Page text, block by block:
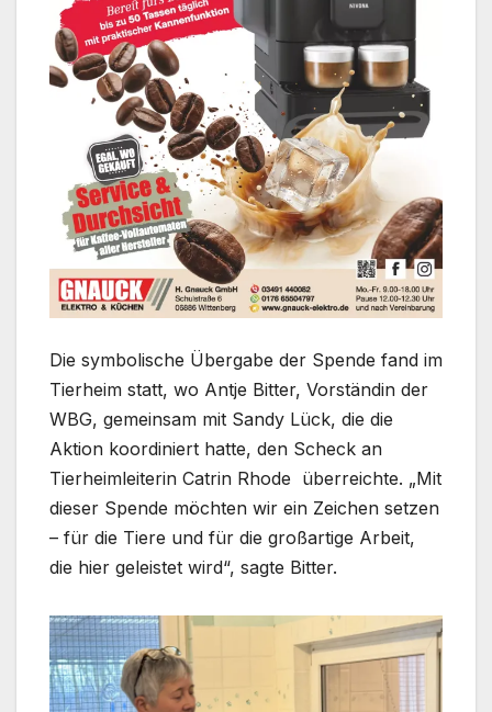
Die symbolische Übergabe der Spende fand im
Tierheim statt, wo Antje Bitter, Vorständin der
WBG, gemeinsam mit Sandy Lück, die die
Aktion koordiniert hatte, den Scheck an
Tierheimleiterin Catrin Rhode überreichte. „Mit
dieser Spende möchten wir ein Zeichen setzen
– für die Tiere und für die großartige Arbeit,
die hier geleistet wird“, sagte Bitter.